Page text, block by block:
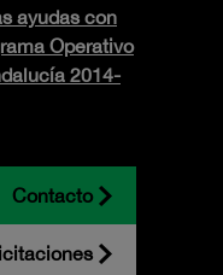
ayudas con
Operativo
2014-
Contacto